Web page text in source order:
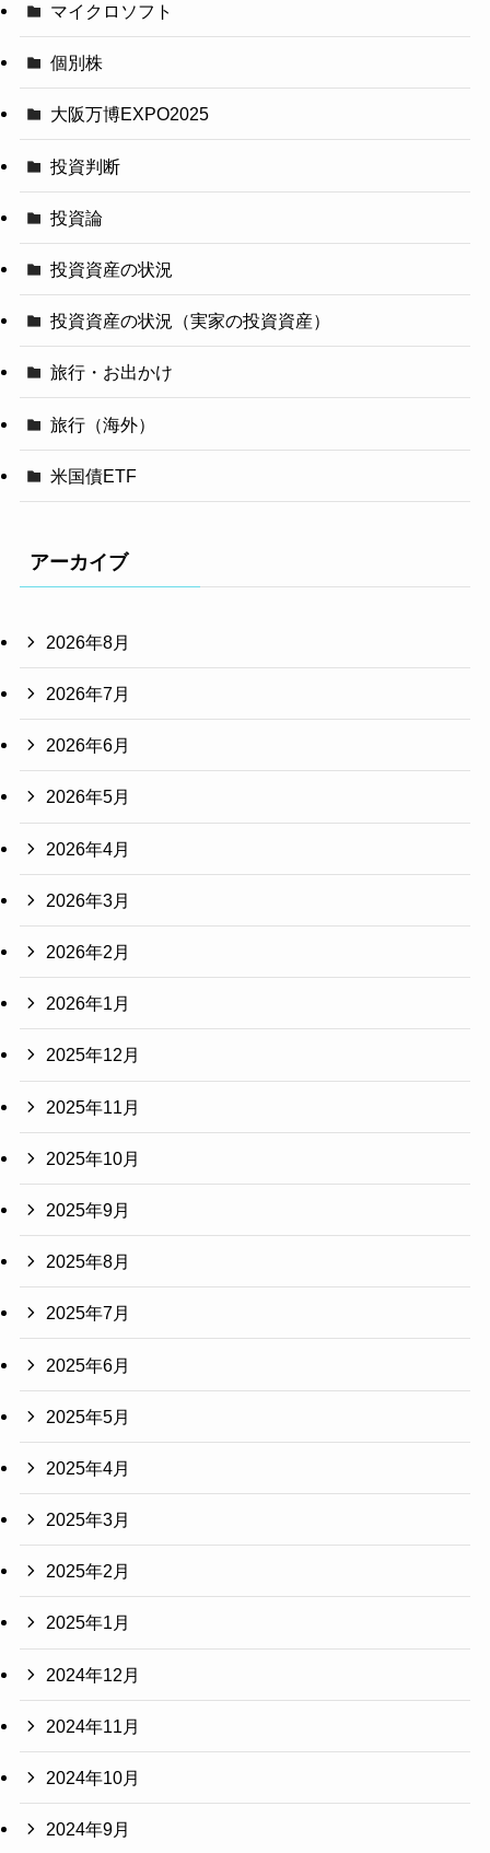
マイクロソフト
個別株
大阪万博EXPO2025
投資判断
投資論
投資資産の状況
投資資産の状況（実家の投資資産）
旅行・お出かけ
旅行（海外）
米国債ETF
アーカイブ
2026年8月
2026年7月
2026年6月
2026年5月
2026年4月
2026年3月
2026年2月
2026年1月
2025年12月
2025年11月
2025年10月
2025年9月
2025年8月
2025年7月
2025年6月
2025年5月
2025年4月
2025年3月
2025年2月
2025年1月
2024年12月
2024年11月
2024年10月
2024年9月